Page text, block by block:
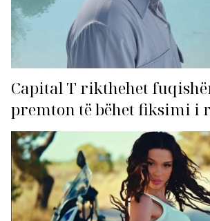
Capital T rikthehet
premton të bëhet fiksimi i